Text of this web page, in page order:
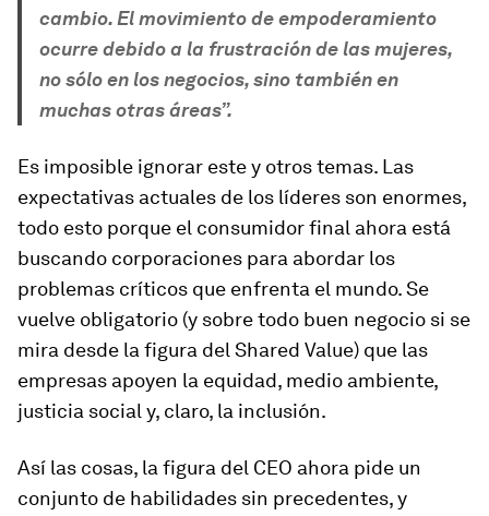
cambio. El movimiento de empoderamiento
ocurre debido a la frustración de las mujeres,
no sólo en los negocios, sino también en
muchas otras áreas”.
Es imposible ignorar este y otros temas. Las
expectativas actuales de los líderes son enormes,
todo esto porque el consumidor final ahora está
buscando corporaciones para abordar los
problemas críticos que enfrenta el mundo. Se
vuelve obligatorio (y sobre todo buen negocio si se
mira desde la figura del Shared Value) que las
empresas apoyen la equidad, medio ambiente,
justicia social y, claro, la inclusión.
Así las cosas, la figura del CEO ahora pide un
conjunto de habilidades sin precedentes, y